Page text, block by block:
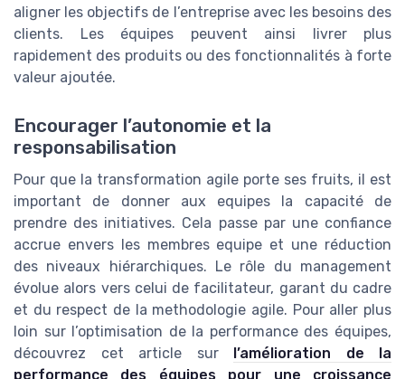
aligner les objectifs de l’entreprise avec les besoins des
clients. Les équipes peuvent ainsi livrer plus
rapidement des produits ou des fonctionnalités à forte
valeur ajoutée.
Encourager l’autonomie et la
responsabilisation
Pour que la transformation agile porte ses fruits, il est
important de donner aux equipes la capacité de
prendre des initiatives. Cela passe par une confiance
accrue envers les membres equipe et une réduction
des niveaux hiérarchiques. Le rôle du management
évolue alors vers celui de facilitateur, garant du cadre
et du respect de la methodologie agile. Pour aller plus
loin sur l’optimisation de la performance des équipes,
découvrez cet article sur l’amélioration de la
performance des équipes pour une croissance